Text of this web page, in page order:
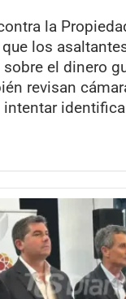
la
los
el dinero
revisan
intentar